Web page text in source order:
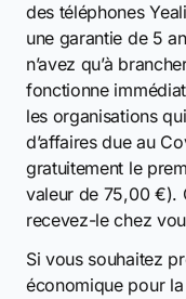
des téléphones
une garantie de 5
n’avez qu’à
fonctionne
les organisations
d’affaires due au
gratuitement le
valeur de 75,00 €).
recevez-le chez
Si vous souhaitez
économique pour